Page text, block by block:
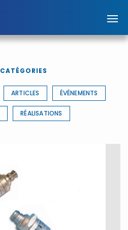
CATÉGORIES
ARTICLES ÉVÉNEMENTS
RÉALISATIONS